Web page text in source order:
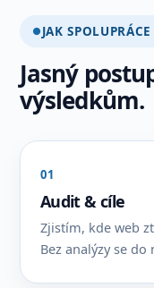
JAK
Jasný
výsledkům.
01
Audit & cíle
Zjistím, kde web
Bez analýzy se